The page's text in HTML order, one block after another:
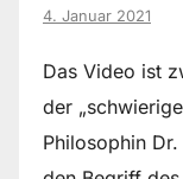
4. Januar 2021
Das Video ist
der
Philosophin